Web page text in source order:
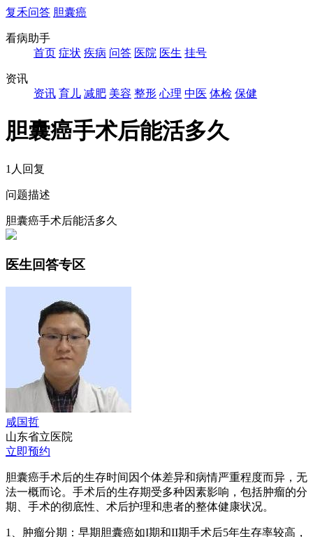
复禾问答 胆囊癌
看病助手
首页 症状 疾病 问答 医院 医生 挂号
资讯
资讯 育儿 减肥 美容 整形 心理 中医 体检 保健
胆囊癌手术后能活多久
1人回复
问题描述
胆囊癌手术后能活多久
医生回答专区
咸国哲
山东省立医院
立即预约
胆囊癌手术后的生存时间因个体差异和病情严重程度而异，无
法一概而论。手术后的生存期受多种因素影响，包括肿瘤的分
期、手术的彻底性、术后护理和患者的整体健康状况。
1、肿瘤分期：早期胆囊癌如I期和II期手术后5年生存率较高，